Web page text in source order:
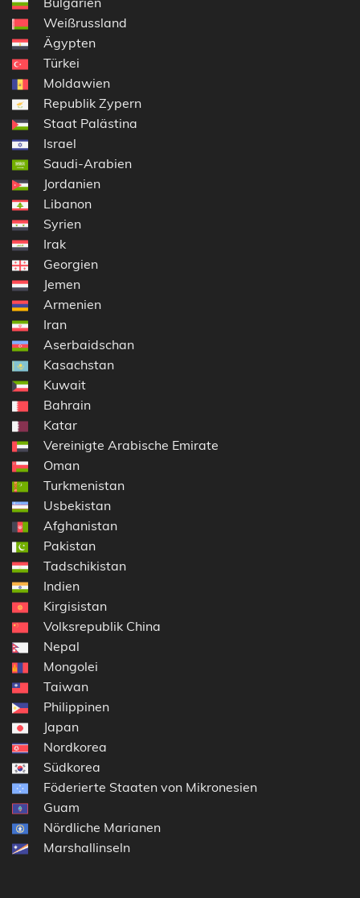
Weißrussland
Ägypten
Türkei
Moldawien
Republik Zypern
Staat Palästina
Israel
Saudi-Arabien
Jordanien
Libanon
Syrien
Irak
Georgien
Jemen
Armenien
Iran
Aserbaidschan
Kasachstan
Kuwait
Bahrain
Katar
Vereinigte Arabische Emirate
Oman
Turkmenistan
Usbekistan
Afghanistan
Pakistan
Tadschikistan
Indien
Kirgisistan
Volksrepublik China
Nepal
Mongolei
Taiwan
Philippinen
Japan
Nordkorea
Südkorea
Föderierte Staaten von Mikronesien
Guam
Nördliche Marianen
Marshallinseln